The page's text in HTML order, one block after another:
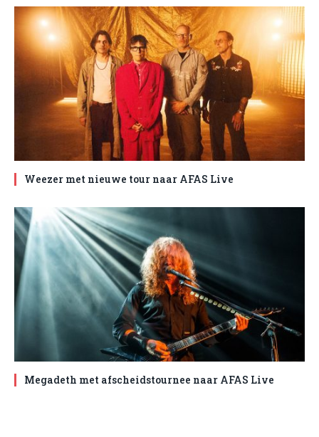
Weezer met nieuwe tour naar AFAS Live
Megadeth met afscheidstournee naar AFAS Live